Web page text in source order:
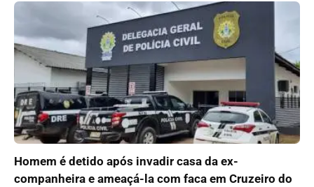
Homem é detido após invadir casa da ex-
companheira e ameaçá-la com faca em Cruzeiro do